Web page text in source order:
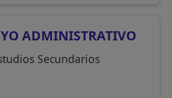
ADMINISTRATIVO
Secundarios